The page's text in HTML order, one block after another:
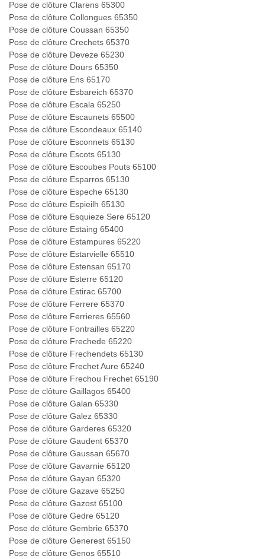
Pose de clôture Clarens 65300
Pose de clôture Collongues 65350
Pose de clôture Coussan 65350
Pose de clôture Crechets 65370
Pose de clôture Deveze 65230
Pose de clôture Dours 65350
Pose de clôture Ens 65170
Pose de clôture Esbareich 65370
Pose de clôture Escala 65250
Pose de clôture Escaunets 65500
Pose de clôture Escondeaux 65140
Pose de clôture Esconnets 65130
Pose de clôture Escots 65130
Pose de clôture Escoubes Pouts 65100
Pose de clôture Esparros 65130
Pose de clôture Espeche 65130
Pose de clôture Espieilh 65130
Pose de clôture Esquieze Sere 65120
Pose de clôture Estaing 65400
Pose de clôture Estampures 65220
Pose de clôture Estarvielle 65510
Pose de clôture Estensan 65170
Pose de clôture Esterre 65120
Pose de clôture Estirac 65700
Pose de clôture Ferrere 65370
Pose de clôture Ferrieres 65560
Pose de clôture Fontrailles 65220
Pose de clôture Frechede 65220
Pose de clôture Frechendets 65130
Pose de clôture Frechet Aure 65240
Pose de clôture Frechou Frechet 65190
Pose de clôture Gaillagos 65400
Pose de clôture Galan 65330
Pose de clôture Galez 65330
Pose de clôture Garderes 65320
Pose de clôture Gaudent 65370
Pose de clôture Gaussan 65670
Pose de clôture Gavarnie 65120
Pose de clôture Gayan 65320
Pose de clôture Gazave 65250
Pose de clôture Gazost 65100
Pose de clôture Gedre 65120
Pose de clôture Gembrie 65370
Pose de clôture Generest 65150
Pose de clôture Genos 65510